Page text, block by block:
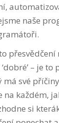
naše
přesvědčení
‘dobré’ – je to
má své
na každém,
si